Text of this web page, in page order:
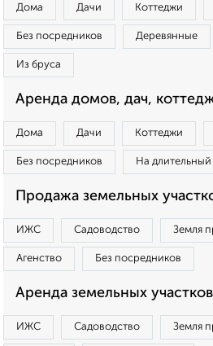
Дома Дачи Коттеджи
Без посредников Деревянные
Из бруса
Аренда домов, дач,
Дома Дачи Коттеджи
Без посредников На длительный
Продажа земельных
ИЖС Садоводство Земля
Агенство Без посредников
Аренда земельных
ИЖС Садоводство Земля